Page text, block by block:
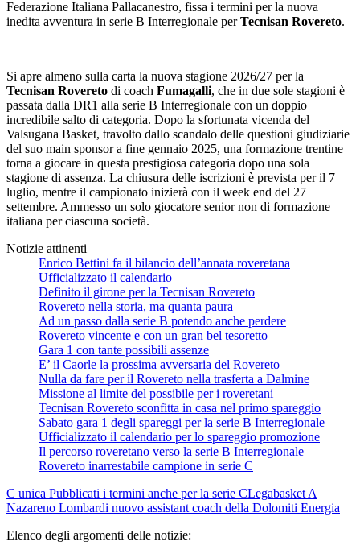
Federazione Italiana Pallacanestro, fissa i termini per la nuova
inedita avventura in serie B Interregionale perTecnisan Rovereto.
Si apre almeno sulla carta la nuova stagione 2026/27 per la
Tecnisan Rovereto di coach Fumagalli, che in due sole stagioni è
passata dalla DR1 alla serie B Interregionale con un doppio
incredibile salto di categoria. Dopo la sfortunata vicenda del
Valsugana Basket, travolto dallo scandalo delle questioni giudiziarie
del suo main sponsor a fine gennaio 2025, una formazione trentine
torna a giocare in questa prestigiosa categoria dopo una sola
stagione di assenza. La chiusura delle iscrizioni è prevista per il 7
luglio, mentre il campionato inizierà con il week end del 27
settembre. Ammesso un solo giocatore senior non di formazione
italiana per ciascuna società.
Notizie attinenti
Enrico Bettini fa il bilancio dell’annata roveretana
Ufficializzato il calendario
Definito il girone per la Tecnisan Rovereto
Rovereto nella storia, ma quanta paura
Ad un passo dalla serie B potendo anche perdere
Rovereto vincente e con un gran bel tesoretto
Gara 1 con tante possibili assenze
E’ il Caorle la prossima avversaria del Rovereto
Nulla da fare per il Rovereto nella trasferta a Dalmine
Missione al limite del possibile per i roveretani
Tecnisan Rovereto sconfitta in casa nel primo spareggio
Sabato gara 1 degli spareggi per la serie B Interregionale
Ufficializzato il calendario per lo spareggio promozione
Il percorso roveretano verso la serie B Interregionale
Rovereto inarrestabile campione in serie C
C unica Pubblicati i termini anche per la serie CLegabasket A
Nazareno Lombardi nuovo assistant coach della Dolomiti Energia
Elenco degli argomenti delle notizie: